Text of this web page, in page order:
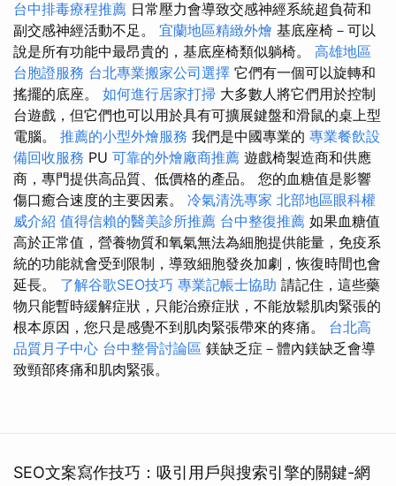
台中排毒療程推薦 日常壓力會導致交感神經系統超負荷和
副交感神經活動不足。 宜蘭地區精緻外燴 基底座椅－可以
說是所有功能中最昂貴的，基底座椅類似躺椅。 高雄地區
台胞證服務 台北專業搬家公司選擇 它們有一個可以旋轉和
搖擺的底座。 如何進行居家打掃 大多數人將它們用於控制
台遊戲，但它們也可以用於具有可擴展鍵盤和滑鼠的桌上型
電腦。 推薦的小型外燴服務 我們是中國專業的 專業餐飲設
備回收服務 PU 可靠的外燴廠商推薦 遊戲椅製造商和供應
商，專門提供高品質、低價格的產品。 您的血糖值是影響
傷口癒合速度的主要因素。 冷氣清洗專家 北部地區眼科權
威介紹 值得信賴的醫美診所推薦 台中整復推薦 如果血糖值
高於正常值，營養物質和氧氣無法為細胞提供能量，免疫系
統的功能就會受到限制，導致細胞發炎加劇，恢復時間也會
延長。 了解谷歌SEO技巧 專業記帳士協助 請記住，這些藥
物只能暫時緩解症狀，只能治療症狀，不能放鬆肌肉緊張的
根本原因，您只是感覺不到肌肉緊張帶來的疼痛。 台北高
品質月子中心 台中整骨討論區 鎂缺乏症－體內鎂缺乏會導
致頸部疼痛和肌肉緊張。
SEO文案寫作技巧：吸引用戶與搜索引擎的關鍵-網